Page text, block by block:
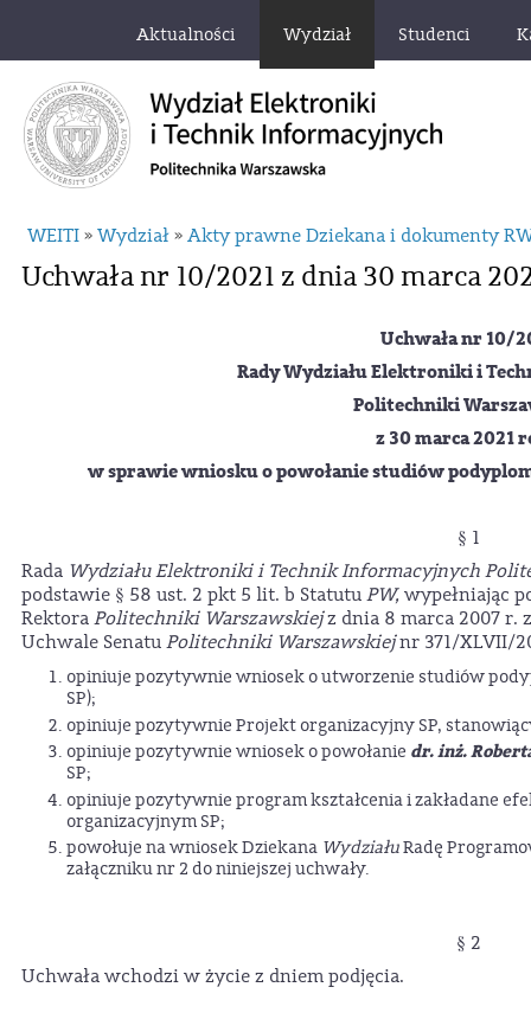
Aktualności Wydział Studenci
WEITI » Wydział » Akty prawne Dziekana i dokumenty
Uchwała nr 10/2021 z dnia 30 marca
Uchwała nr 10/
Rady Wydziału Elektroniki i
Politechniki
z 30 marca 2021
w sprawie wniosku o powołanie studiów
§ 1
Rada Wydziału Elektroniki i Technik Informacyjnych
podstawie § 58 ust. 2 pkt 5 lit. b Statutu PW, wypełniając
Rektora Politechniki Warszawskiejz dnia 8 marca 2007 r.
Uchwale Senatu Politechniki Warszawskiejnr 371/XLVII/
opiniuje pozytywnie wniosek o utworzenie studiów
SP);
opiniuje pozytywnie Projekt organizacyjny SP,
opiniuje pozytywnie wniosek o powołanie dr. inż.
SP;
opiniuje pozytywnie program kształcenia i zakładane
organizacyjnym SP;
powołuje na wniosek Dziekana WydziałuRadę
załączniku nr 2 do niniejszej uchwały.
§ 2
Uchwała wchodzi w życie z dniem podjęcia.